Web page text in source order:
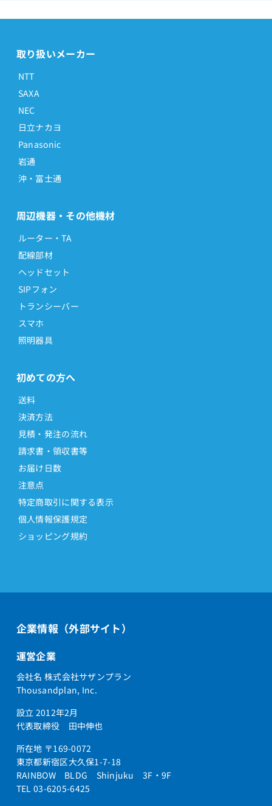
取り扱いメーカー
NTT
SAXA
NEC
日立ナカヨ
Panasonic
岩通
沖・富士通
周辺機器・その他機材
ルーター・TA
配線部材
ヘッドセット
SIPフォン
トランシーバー
スマホ
照明器具
初めての方へ
送料
決済方法
見積・発注の流れ
請求書・領収書等
お届け日数
注意点
特定商取引に関する表示
個人情報保護規定
ショッピング規約
企業情報（外部サイト）
運営企業
会社名 株式会社サザンプラン
Thousandplan, Inc.
設立 2012年2月
代表取締役 田中伸也
所在地 〒169-0072
東京都新宿区大久保1-7-18
RAINBOW BLDG Shinjuku 3F・9F
TEL 03-6205-6425